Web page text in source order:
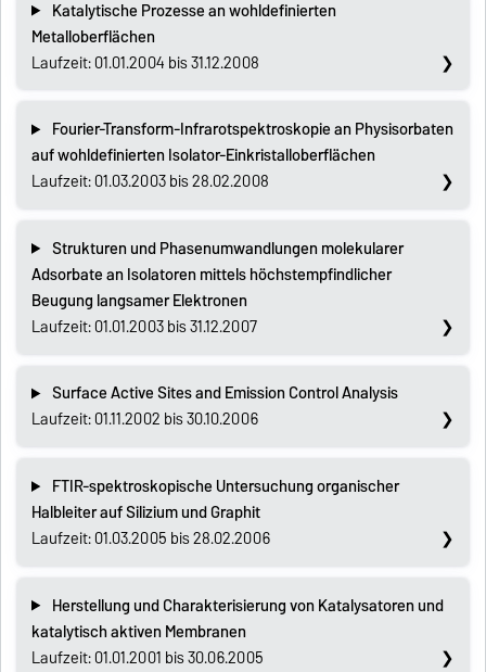
Katalytische Prozesse an wohldefinierten
Metalloberflächen
Laufzeit: 01.01.2004 bis 31.12.2008
Fourier-Transform-Infrarotspektroskopie an Physisorbaten
auf wohldefinierten Isolator-Einkristalloberflächen
Laufzeit: 01.03.2003 bis 28.02.2008
Strukturen und Phasenumwandlungen molekularer
Adsorbate an Isolatoren mittels höchstempfindlicher
Beugung langsamer Elektronen
Laufzeit: 01.01.2003 bis 31.12.2007
Surface Active Sites and Emission Control Analysis
Laufzeit: 01.11.2002 bis 30.10.2006
FTIR-spektroskopische Untersuchung organischer
Halbleiter auf Silizium und Graphit
Laufzeit: 01.03.2005 bis 28.02.2006
Herstellung und Charakterisierung von Katalysatoren und
katalytisch aktiven Membranen
Laufzeit: 01.01.2001 bis 30.06.2005